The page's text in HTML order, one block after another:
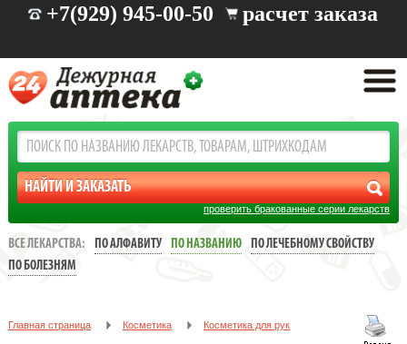
+7(929) 945-00-50 расчет заказа
проверить бракованные серии лекарств
ВСЕ ЛЕКАРСТВА: ПО АЛФАВИТУ ПО НАЗВАНИЮ
ПО ЛЕЧЕБНОМУ СВОЙСТВУ
ПО БОЛЕЗНЯМ
Главная страница Косметика Косметика для рук